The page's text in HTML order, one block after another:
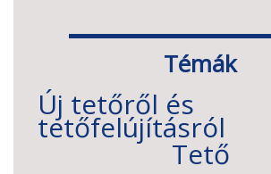
Témák
Új tetőről és
tetőfelújításról
Tető